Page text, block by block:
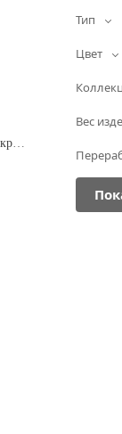
Тип
Цвет
Вес
Совок квадратный "Римо" с кромкой (красный)